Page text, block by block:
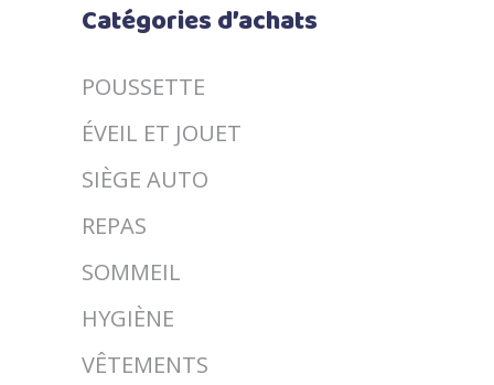
Catégories d’achats
POUSSETTE
ÉVEIL ET JOUET
SIÈGE AUTO
REPAS
SOMMEIL
HYGIÈNE
VÊTEMENTS